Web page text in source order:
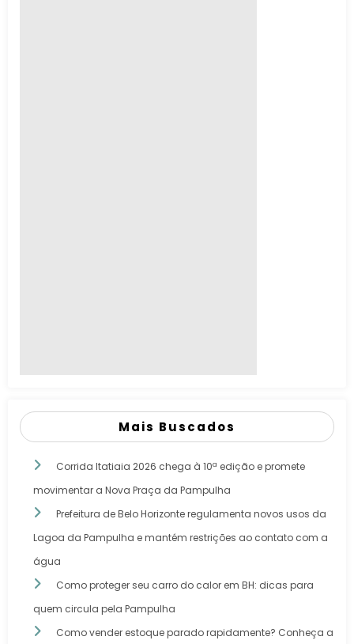
Mais Buscados
Corrida Itatiaia 2026 chega à 10ª edição e promete
movimentar a Nova Praça da Pampulha
Prefeitura de Belo Horizonte regulamenta novos usos da
Lagoa da Pampulha e mantém restrições ao contato com a
água
Como proteger seu carro do calor em BH: dicas para
quem circula pela Pampulha
Como vender estoque parado rapidamente? Conheça a